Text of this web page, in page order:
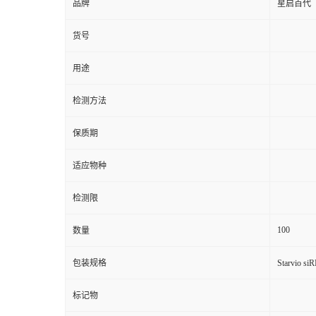
品牌 星启百代
货号
用途
检测方法
保质期
适应物种
检测限
数量 100
包装规格 Starvio
标记物